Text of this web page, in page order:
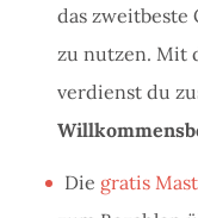
das zweitbeste
zu nutzen. Mit
verdienst du
Die gratis